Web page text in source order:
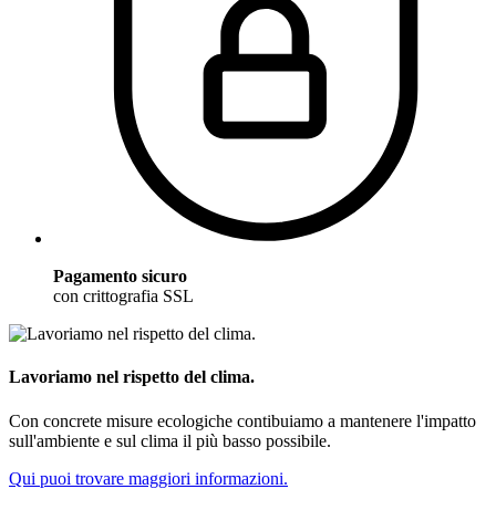
Pagamento sicuro
con crittografia SSL
Lavoriamo nel rispetto del clima.
Con concrete misure ecologiche contibuiamo a mantenere l'impatto
sull'ambiente e sul clima il più basso possibile.
Qui puoi trovare maggiori informazioni.